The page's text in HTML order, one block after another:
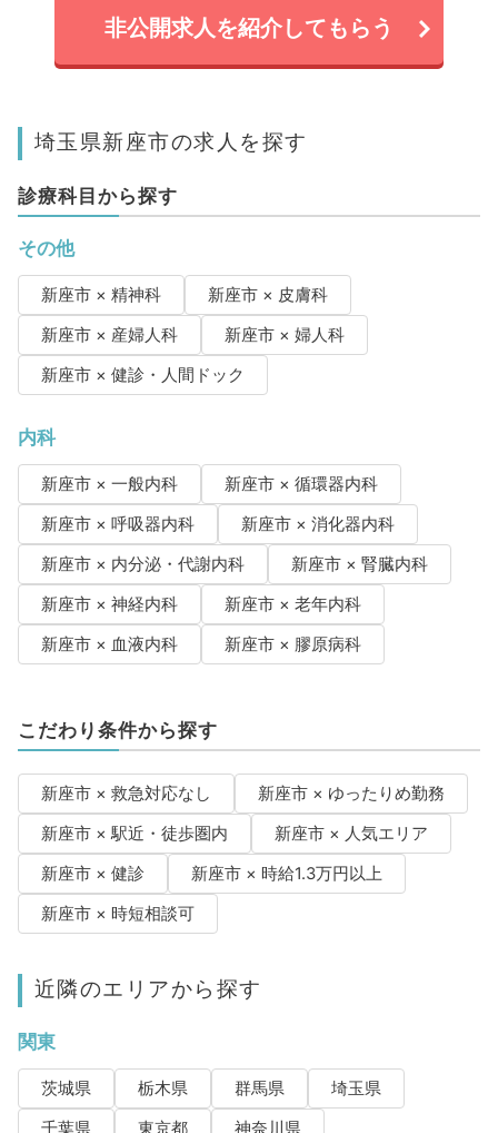
非公開求人を紹介してもらう
埼玉県新座市の求人を探す
診療科目から探す
その他
新座市 × 精神科
新座市 × 皮膚科
新座市 × 産婦人科
新座市 × 婦人科
新座市 × 健診・人間ドック
内科
新座市 × 一般内科
新座市 × 循環器内科
新座市 × 呼吸器内科
新座市 × 消化器内科
新座市 × 内分泌・代謝内科
新座市 × 腎臓内科
新座市 × 神経内科
新座市 × 老年内科
新座市 × 血液内科
新座市 × 膠原病科
こだわり条件から探す
新座市 × 救急対応なし
新座市 × ゆったりめ勤務
新座市 × 駅近・徒歩圏内
新座市 × 人気エリア
新座市 × 健診
新座市 × 時給1.3万円以上
新座市 × 時短相談可
近隣のエリアから探す
関東
茨城県 栃木県 群馬県
埼玉県
千葉県
東京都 神奈川県